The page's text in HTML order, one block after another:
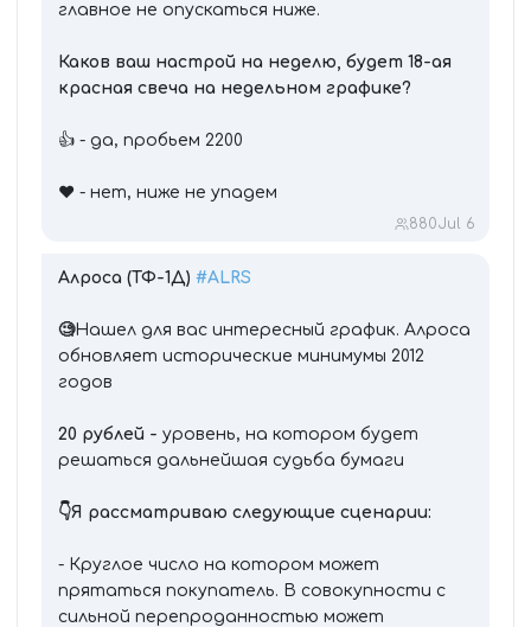
главное не опускаться ниже.
Каков ваш настрой на неделю, будет 18-ая
красная свеча на недельном графике?
👍 - да, пробьем 2200
❤️ - нет, ниже не упадем
880Jul 6
Алроса (ТФ-1Д) #ALRS
🧐Нашел для вас интересный график. Алроса
обновляет исторические минимумы 2012
годов
20 рублей - уровень, на котором будет
решаться дальнейшая судьба бумаги
👇Я рассматриваю следующие сценарии:
- Круглое число на котором может
прятаться покупатель. В совокупности с
сильной перепроданностью может